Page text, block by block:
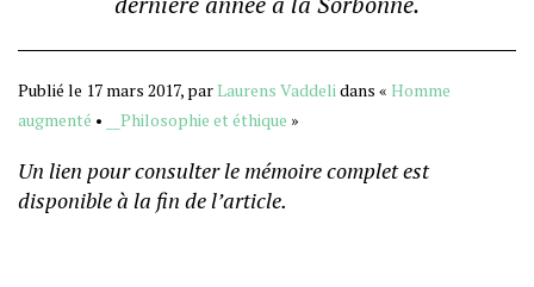
Publié le 17 mars 2017, parLaurens Vaddelidans « Homme
augmenté • __Philosophie et éthique »
Un lien pour consulter le mémoire complet est
disponible à la fin de l’article.